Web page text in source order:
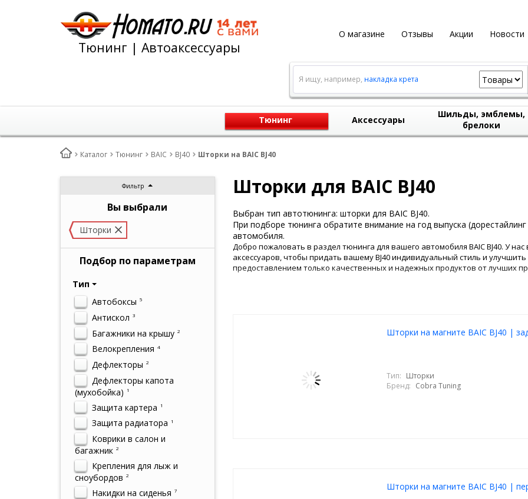
О магазине Отзывы Акции Новости
Тюнинг | Автоаксессуары
Я ищу, например, накладка крета
Тюнинг Аксессуары
Шильды, эмблемы,
брелоки
Каталог Тюнинг BAIC BJ40 Шторки на BAIC BJ40
Фильтр
Вы выбрали
Шторки
Подбор по параметрам
Тип
Автобоксы 5
Антискол 3
Багажники на крышу 2
Велокрепления 4
Дефлекторы 2
Дефлекторы капота
(мухобойка)
1
Защита картера 1
Защита радиатора 1
Коврики в салон и
багажник 2
Крепления для лыж и
сноубордов 2
Накидки на сиденья 7
Шторки для BAIC BJ40
Выбран тип автотюнинга: шторки для BAIC BJ40.
При подборе тюнинга обратите внимание на год выпуска
автомобиля.
Добро пожаловать в раздел тюнинга для вашего автомобиля BAIC BJ40. У
аксессуаров, чтобы придать вашему BJ40 индивидуальный стиль и
предоставлением только качественных и надежных продуктов от лучших
Шторки на магните BAIC BJ40 |
Тип: Шторки
Бренд: Cobra Tuning
Шторки на магните BAIC BJ40 |